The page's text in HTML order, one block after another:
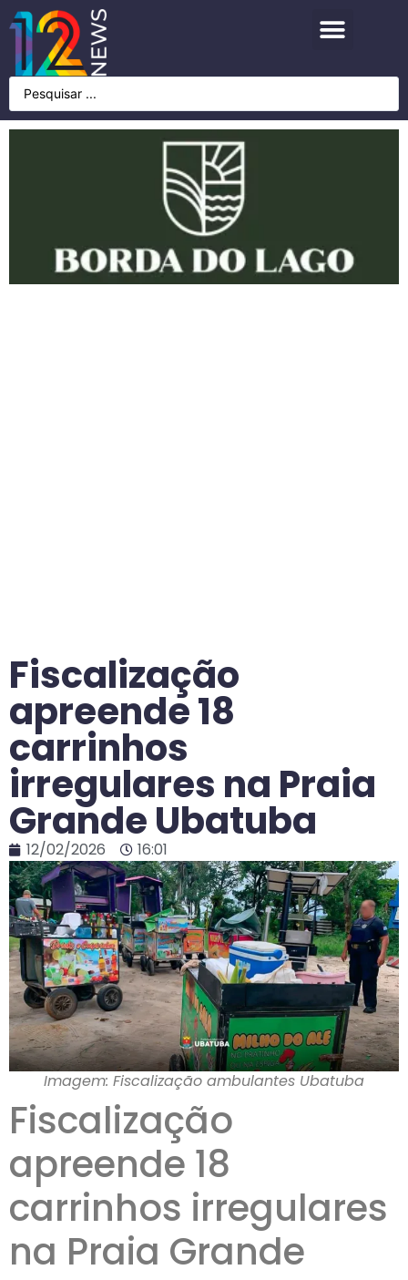
Fiscalização
apreende 18
carrinhos
irregulares na Praia
Grande Ubatuba
12/02/2026 16:01
Imagem: Fiscalização ambulantes Ubatuba
Fiscalização
apreende 18
carrinhos irregulares
na Praia Grande